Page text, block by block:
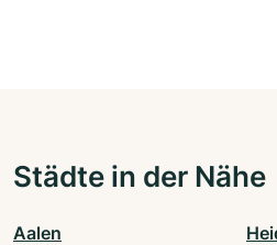
Städte in der Nähe
Aalen